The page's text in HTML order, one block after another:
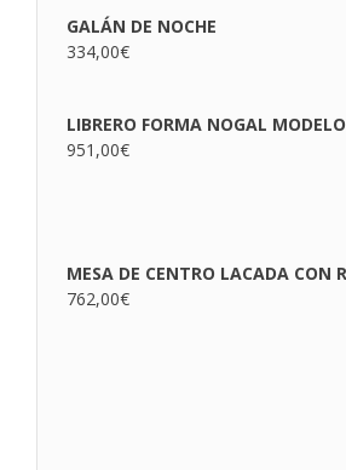
GALÁN DE NOCHE
334,00€
LIBRERO FORMA NOGAL
951,00€
MESA DE CENTRO LACADA CON
762,00€